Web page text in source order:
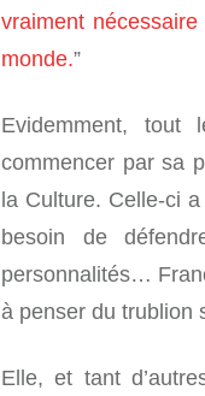
vraiment
monde.”
Evidemment, tout
commencer par sa
la Culture. Celle-ci
besoin de
personnalités…
à penser du trublion
Elle, et tant